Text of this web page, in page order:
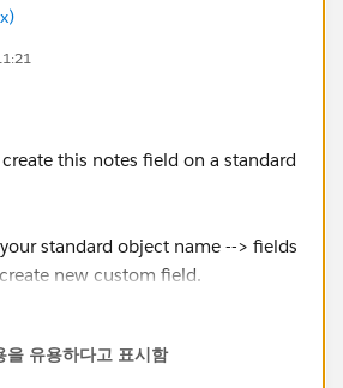
this notes field on a standard
standard object name --> fields
new custom field.
을 유용하다고 표시함